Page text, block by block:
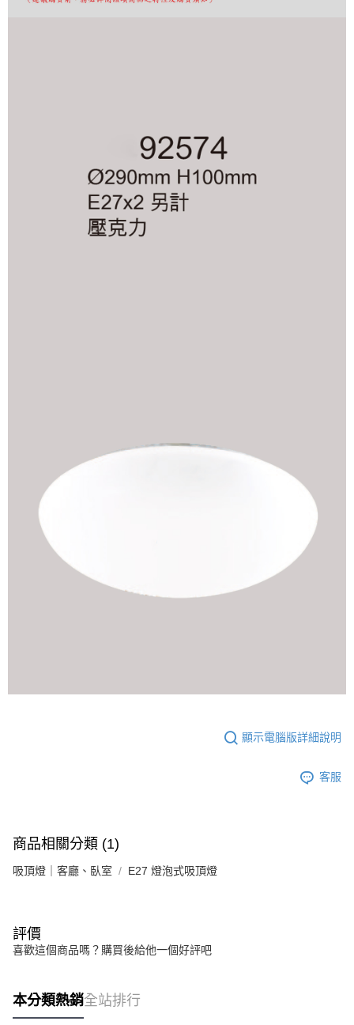
３．未成年的使用者請事先徵得法定代理人或監護人之同意方可使用
「AFTEE先享後付」，若未經同意申辦者引起之損失，本公司不負相關責
４．使用「AFTEE先享後付」時，將依據個別帳號之用戶狀況，依本公司即
時審查核予不同之上限額度；若仍有額度不足之情形，本公司將視審查結果
請求用戶進行身份認證。
５．嚴禁一人註冊多個帳號或使用他人資訊註冊。若發現惡意使用之情形，
恩沛科技股份有限公司將有權停止該用戶之使用額度並採取法律行動。
顯示電腦版詳細說明
客服
商品相關分類 (1)
吸頂燈｜客廳、臥室 E27 燈泡式吸頂燈
評價
喜歡這個商品嗎？購買後給他一個好評吧
本分類熱銷全站排行